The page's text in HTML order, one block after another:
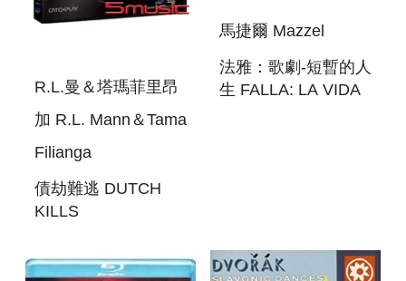
R.L.曼＆塔瑪菲里昂
加 R.L. Mann＆Tama
Filianga
債劫難逃 DUTCH
KILLS
馬捷爾 Mazzel
法雅：歌劇-短暫的人
生 FALLA: LA VIDA